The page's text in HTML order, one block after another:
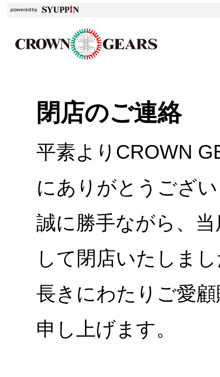
閉店のご連絡
平素よりCROWN
にありがとうござ
誠に勝手ながら、
して閉店いたしま
長きにわたりご愛
申し上げます。